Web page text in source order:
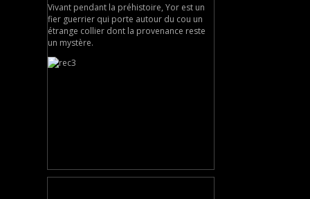
Vivant pendant la préhistoire, Yor est un
fier guerrier qui porte autour du cou un
étrange collier dont la provenance reste
un mystère.